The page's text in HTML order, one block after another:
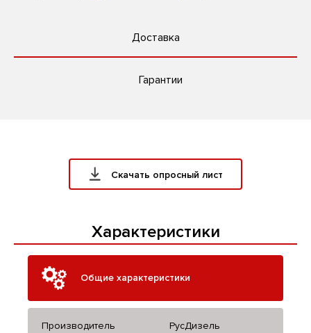
Доставка
Гарантии
Скачать опросный лист
Характеристики
Общие характеристики
Производитель РусДизель